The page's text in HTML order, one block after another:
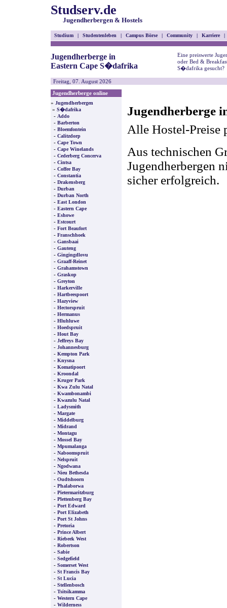
Studserv.de
Jugendherbergen & Hostels
Studium | Studentenleben | Campus Börse | Community | Karriere |
Jugendherberge in
Eastern Cape S�dafrika
Eine preiswerte
oder Bed &
S�dafrika gesucht?
Freitag, 07. August 2026
Jugendherberge online
» Jugendherbergen
» S�dafrika
- Addo
- Barberton
- Bloemfontein
- Calitzdorp
- Cape Town
- Cape Winelands
- Cederberg Concerva
- Cintsa
- Coffee Bay
- Constantia
- Drakensberg
- Durban
- Durban North
- East London
- Eastern Cape
- Eshowe
- Estcourt
- Fort Beaufort
- Franschhoek
- Gansbaai
- Gauteng
- Gingingdlovu
- Graaff-Reinet
- Grahamstown
- Graskop
- Greyton
- Harkerville
- Hartbeespoort
- Hazyview
- Hectorspruit
- Hermanus
- Hluhluwe
- Hoedspruit
- Hout Bay
- Jeffreys Bay
- Johannesburg
- Kempton Park
- Knysna
- Komatipoort
- Kroondal
- Kruger Park
- Kwa Zulu Natal
- Kwambonambi
- Kwazulu Natal
- Ladysmith
- Margate
- Middelburg
- Midrand
- Montagu
- Mossel Bay
- Mpumalanga
- Naboomspruit
- Nelspruit
- Ngodwana
- Nieu Bethesda
- Oudtshoorn
- Phalaborwa
- Pietermaritzburg
- Plettenberg Bay
- Port Edward
- Port Elizabeth
- Port St Johns
- Pretoria
- Prince Albert
- Riebeek West
- Robertson
- Sabie
- Sedgefield
- Somerset West
- St Francis Bay
- St Lucia
- Stellenbosch
- Tsitsikamma
- Western Cape
- Wilderness
Jugendherberge
Alle Hostel-Preise
Aus technischen
Jugendherbergen
sicher erfolgreich.